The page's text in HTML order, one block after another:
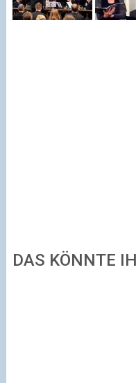
DAS KÖNNTE